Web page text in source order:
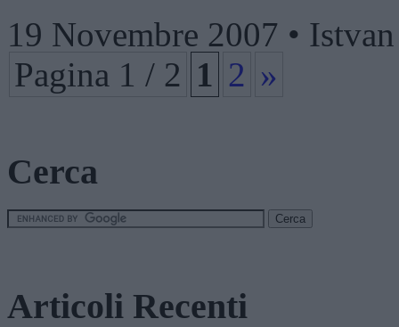
19 Novembre 2007 •
Pagina 1 / 2 1 2 »
Cerca
Articoli Recenti